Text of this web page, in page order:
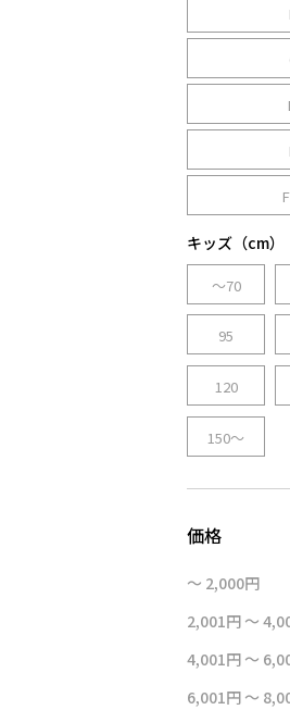
キッズ（cm）
～70
95
120
150～
～ 2,000円
2,001円 ～
4,001円 ～
6,001円 ～